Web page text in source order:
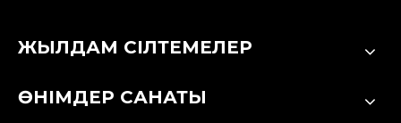
ЖЫЛДАМ СІЛТЕМЕЛЕР
ӨНІМДЕР САНАТЫ